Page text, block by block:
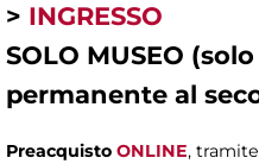
> INGRESSO
SOLO MUSEO
permanente al
Preacquisto ONLINE,